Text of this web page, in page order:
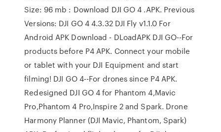
Size: 96 mb : Download DJI GO 4 .APK. Previous
Versions: DJI GO 4 4.3.32 DJI Fly v1.1.0 For
Android APK Download - DLoadAPK DJI GO--For
products before P4 APK. Connect your mobile
or tablet with your DJI Equipment and start
filming! DJI GO 4--For drones since P4 APK.
Redesigned DJI GO 4 for Phantom 4,Mavic
Pro,Phantom 4 Pro,Inspire 2 and Spark. Drone
Harmony Planner (DJI Mavic, Phantom, Spark)